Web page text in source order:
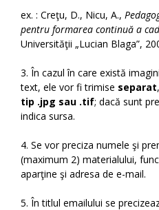
ex. : Creţu, D., Nicu, A.,
pentru formarea continuă a
Universităţii „Lucian Blaga”,
3. În cazul în care există
text, ele vor fi trimise separat
tip .jpg sau .tif; dacă sunt
indica sursa.
4. Se vor preciza numele şi
(maximum 2) materialului,
aparţine şi adresa de e-mail.
5. În titlul emailului se